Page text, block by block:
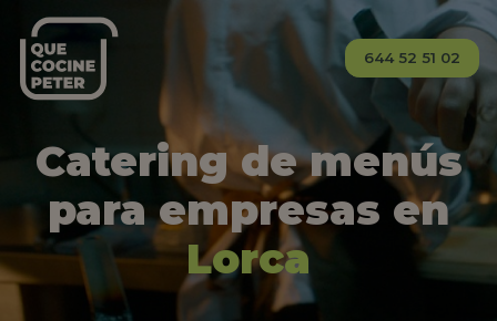
644 52 51 02
Catering de menús
para empresas en
Lorca